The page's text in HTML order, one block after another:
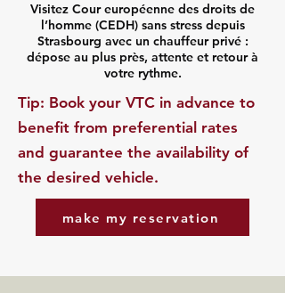
Visitez Cour européenne des droits de
l’homme (CEDH) sans stress depuis
Strasbourg avec un chauffeur privé :
dépose au plus près, attente et retour à
votre rythme.
​Tip: Book your VTC in advance to
benefit from preferential rates
and guarantee the availability of
the desired vehicle.
make my reservation